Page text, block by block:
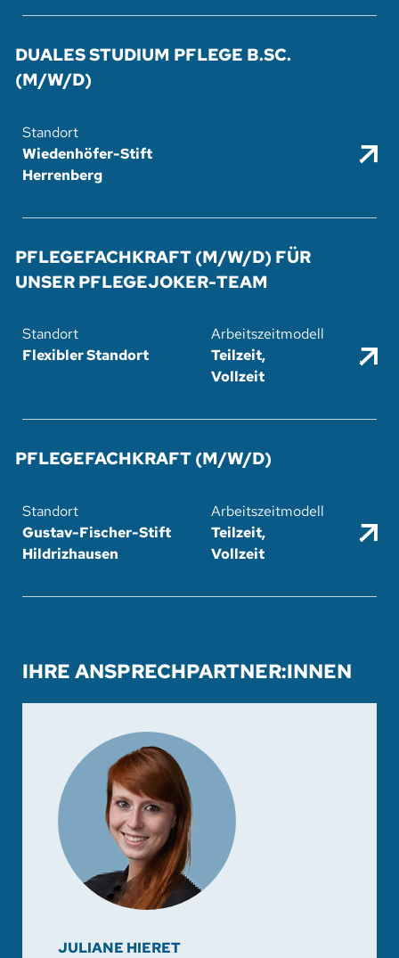
DUALES STUDIUM PFLEGE B.SC.
(M/W/D)
Wiedenhöfer-Stift
Herrenberg
.
PFLEGEFACHKRAFT (M/W/D) FÜR
UNSER PFLEGEJOKER-TEAM
Flexibler Standort
Teilzeit
Vollzeit
.
PFLEGEFACHKRAFT (M/W/D)
Gustav-Fischer-Stift
Hildrizhausen
Teilzeit
Vollzeit
.
IHRE ANSPRECHPARTNER:INNEN
JULIANE HIERET